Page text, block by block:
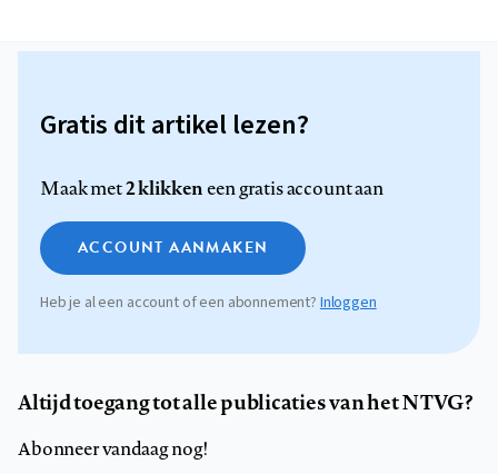
Gratis dit artikel lezen?
Maak met2 klikkeneen gratis account aan
ACCOUNT AANMAKEN
Heb je al een account of een abonnement? Inloggen
Altijd toegang tot alle publicaties van het NTVG?
Abonneer vandaag nog!